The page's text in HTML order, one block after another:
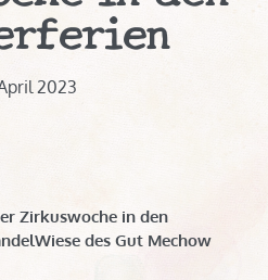
2023
Zirkuswoche in den
des Gut Mechow